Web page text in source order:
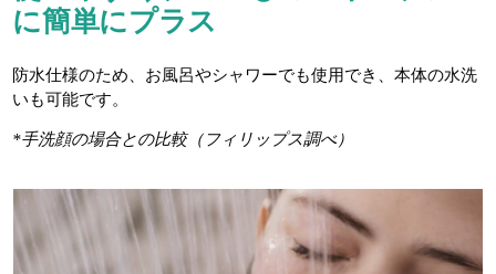
に簡単にプラス
防水仕様のため、お風呂やシャワーでも使用でき、本体の水洗
いも可能です。
*手洗顔の場合との比較（フィリップス調べ）